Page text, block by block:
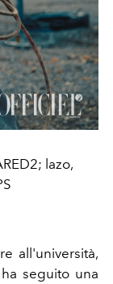
lazo,
all'università,
seguito una